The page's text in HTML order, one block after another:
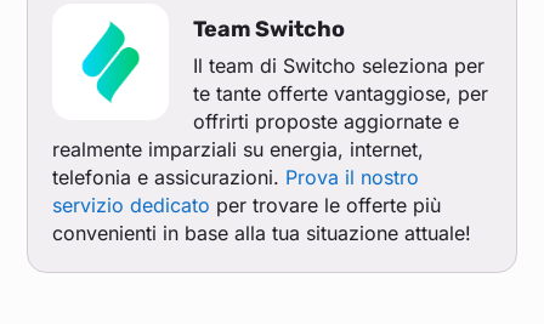
Team Switcho
Il team di Switcho seleziona per
te tante offerte vantaggiose, per
offrirti proposte aggiornate e
realmente imparziali su energia, internet,
telefonia e assicurazioni. Prova il nostro
servizio dedicato per trovare le offerte più
convenienti in base alla tua situazione attuale!